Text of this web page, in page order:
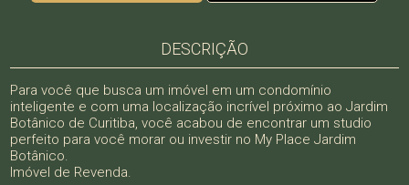
DESCRIÇÃO
Para você que busca um imóvel em um condomínio
inteligente e com uma localização incrível próximo ao Jardim
Botânico de Curitiba, você acabou de encontrar um studio
perfeito para você morar ou investir no My Place Jardim
Botânico.
Imóvel de Revenda.